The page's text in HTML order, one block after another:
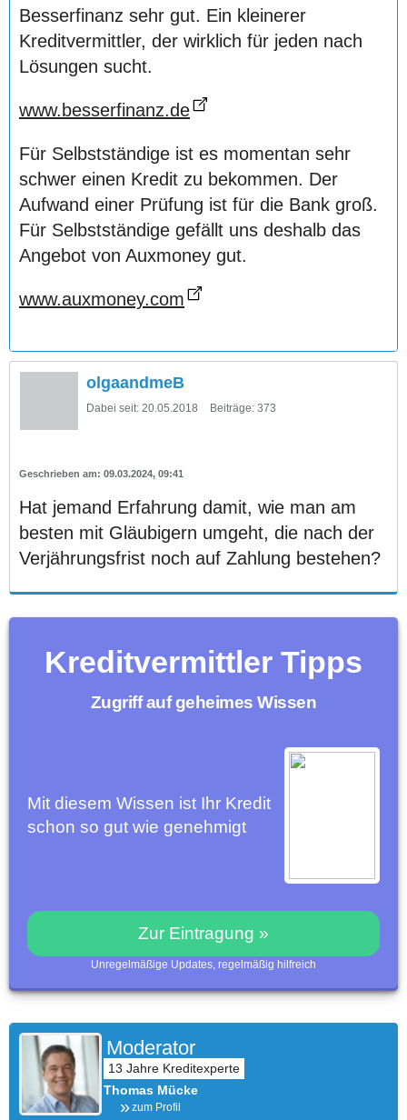
Besserfinanz sehr gut. Ein kleinerer
Kreditvermittler, der wirklich für jeden nach
Lösungen sucht.
www.besserfinanz.de
Für Selbstständige ist es momentan sehr
schwer einen Kredit zu bekommen. Der
Aufwand einer Prüfung ist für die Bank groß.
Für Selbstständige gefällt uns deshalb das
Angebot von Auxmoney gut.
www.auxmoney.com
olgaandmeB
Dabei seit: 20.05.2018 Beiträge: 373
09.03.2024, 09:41
Hat jemand Erfahrung damit, wie man am
besten mit Gläubigern umgeht, die nach der
Verjährungsfrist noch auf Zahlung bestehen?
Kreditvermittler Tipps
Zugriff auf geheimes Wissen
Mit diesem Wissen ist Ihr Kredit
schon so gut wie genehmigt
Zur Eintragung »
Unregelmäßige Updates, regelmäßig hilfreich
Moderator
Thomas Mücke
zum Profil